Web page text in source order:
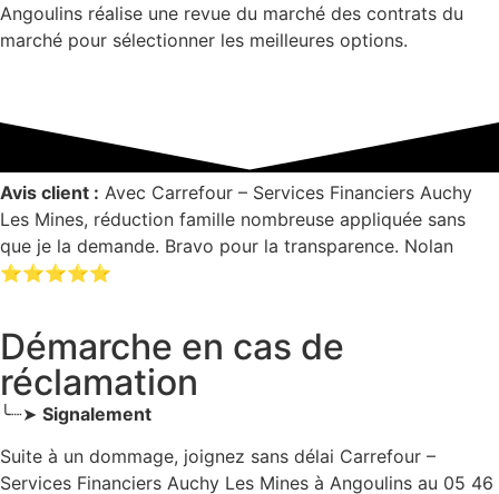
Angoulins réalise une revue du marché des contrats du
marché pour sélectionner les meilleures options.
Avis client : Avec Carrefour – Services Financiers Auchy
Les Mines, réduction famille nombreuse appliquée sans
que je la demande. Bravo pour la transparence. Nolan
⭐⭐⭐⭐⭐
Démarche en cas de
réclamation
╰┈➤ Signalement
Suite à un dommage, joignez sans délai Carrefour –
Services Financiers Auchy Les Mines à Angoulins au 05 46